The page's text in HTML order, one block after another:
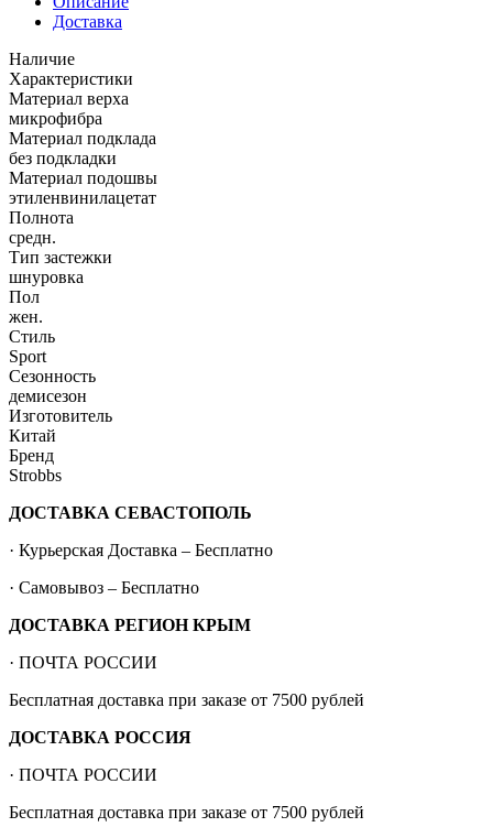
Доставка
Наличие
Характеристики
Материал верха
микрофибра
Материал подклада
без подкладки
Материал подошвы
этиленвинилацетат
Полнота
средн.
Тип застежки
шнуровка
Пол
жен.
Стиль
Sport
Сезонность
демисезон
Изготовитель
Китай
Бренд
Strobbs
ДОСТАВКА СЕВАСТОПОЛЬ
· Курьерская Доставка – Бесплатно
· Самовывоз – Бесплатно
ДОСТАВКА РЕГИОН КРЫМ
· ПОЧТА РОССИИ
Бесплатная доставка при заказе от 7500 рублей
ДОСТАВКА РОССИЯ
· ПОЧТА РОССИИ
Бесплатная доставка при заказе от 7500 рублей